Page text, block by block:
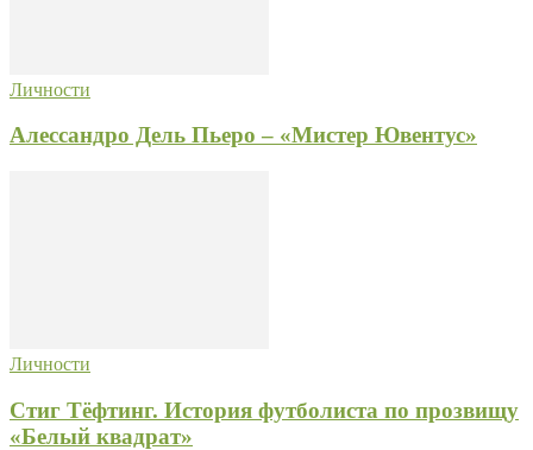
Личности
Алессандро Дель Пьеро – «Мистер Ювентус»
Личности
Стиг Тёфтинг. История футболиста по прозвищу
«Белый квадрат»